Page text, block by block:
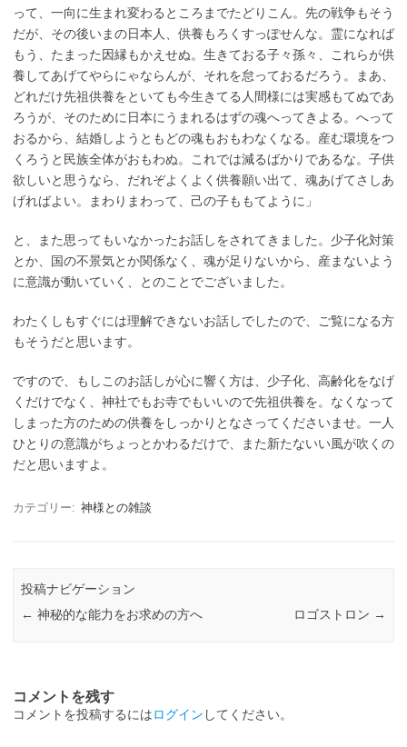
って、一向に生まれ変わるところまでたどりこん。先の戦争もそう
だが、その後いまの日本人、供養もろくすっぽせんな。霊になれば
もう、たまった因縁もかえせぬ。生きておる子々孫々、これらが供
養してあげてやらにゃならんが、それを怠っておるだろう。まあ、
どれだけ先祖供養をといても今生きてる人間様には実感もてぬであ
ろうが、そのために日本にうまれるはずの魂へってきよる。へって
おるから、結婚しようともどの魂もおもわなくなる。産む環境をつ
くろうと民族全体がおもわぬ。これでは減るばかりであるな。子供
欲しいと思うなら、だれぞよくよく供養願い出て、魂あげてさしあ
げればよい。まわりまわって、己の子ももてように」
と、また思ってもいなかったお話しをされてきました。少子化対策
とか、国の不景気とか関係なく、魂が足りないから、産まないよう
に意識が動いていく、とのことでございました。
わたくしもすぐには理解できないお話しでしたので、ご覧になる方
もそうだと思います。
ですので、もしこのお話しが心に響く方は、少子化、高齢化をなげ
くだけでなく、神社でもお寺でもいいので先祖供養を。なくなって
しまった方のための供養をしっかりとなさってくださいませ。一人
ひとりの意識がちょっとかわるだけで、また新たないい風が吹くの
だと思いますよ。
カテゴリー: 神様との雑談
投稿ナビゲーション
← 神秘的な能力をお求めの方へ ロゴストロン →
コメントを残す
コメントを投稿するにはログイン してください。